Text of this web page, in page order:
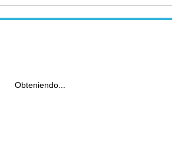
Obteniendo...